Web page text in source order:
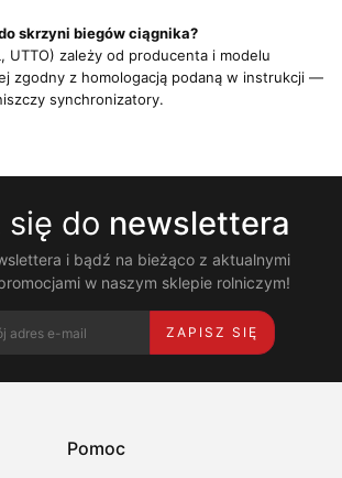
skrzyni biegów ciągnika?
UTTO) zależy od producenta i modelu
zgodny z homologacją podaną w instrukcji —
synchronizatory.
się do newslettera
i bądź na bieżąco z aktualnymi
w naszym sklepie rolniczym!
ZAPISZ SIĘ
Pomoc